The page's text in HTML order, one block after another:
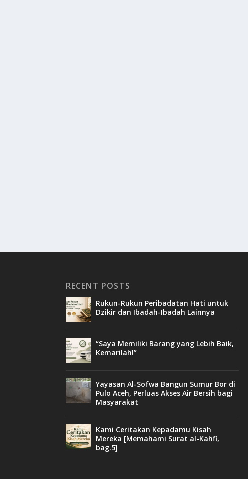
RECENT POSTS
Rukun-Rukun Peribadatan Hati untuk
Dzikir dan Ibadah-Ibadah Lainnya
“Saya Memiliki Barang yang Lebih Baik,
Kemarilah!”
Yayasan Al-Sofwa Bangun Sumur Bor di
Pulo Aceh, Perluas Akses Air Bersih bagi
Masyarakat
Kami Ceritakan Kepadamu Kisah
Mereka [Memahami Surat al-Kahfi,
bag.5]